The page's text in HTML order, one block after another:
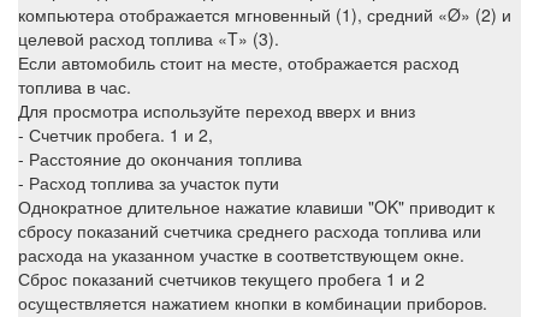
компьютера отображается мгновенный (1), средний «Ø» (2) и
целевой расход топлива «T» (3).
Если автомобиль стоит на месте, отображается расход
топлива в час.
Для просмотра используйте переход вверх и вниз
- Счетчик пробега. 1 и 2,
- Расстояние до окончания топлива
- Расход топлива за участок пути
Однократное длительное нажатие клавиши "OK" приводит к
сбросу показаний счетчика среднего расхода топлива или
расхода на указанном участке в соответствующем окне.
Сброс показаний счетчиков текущего пробега 1 и 2
осуществляется нажатием кнопки в комбинации приборов.